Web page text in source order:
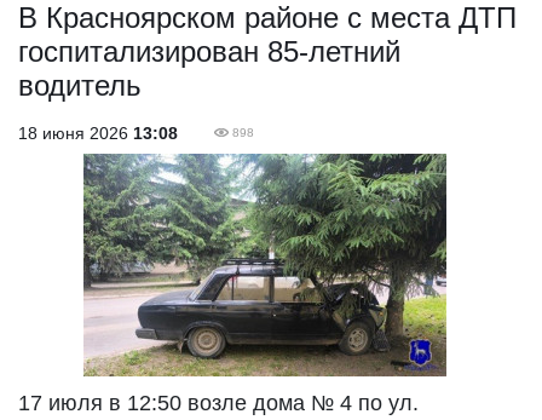
В Красноярском районе с места ДТП
госпитализирован 85-летний
водитель
18 июня 2026 13:08 898
17 июля в 12:50 возле дома № 4 по ул.